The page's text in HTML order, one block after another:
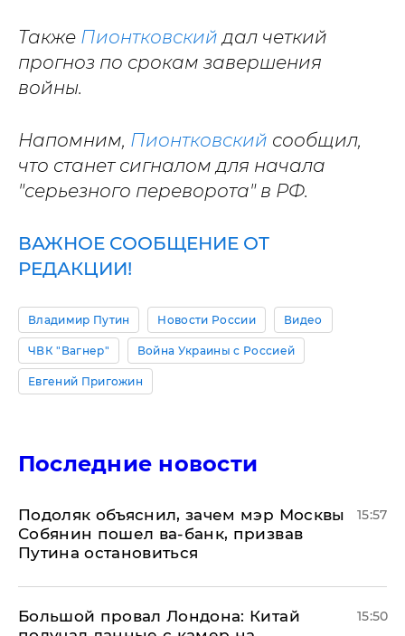
Также Пионтковский дал четкий
прогноз по срокам завершения
войны.
Напомним, Пионтковский сообщил,
что станет сигналом для начала
"серьезного переворота" в РФ.
ВАЖНОЕ СООБЩЕНИЕ ОТ
РЕДАКЦИИ!
Владимир Путин Новости России Видео
ЧВК "Вагнер" Война Украины с Россией
Евгений Пригожин
Последние новости
Подоляк объяснил, зачем мэр Москвы
Собянин пошел ва-банк, призвав
Путина остановиться
15:57
Большой провал Лондона: Китай
15:50